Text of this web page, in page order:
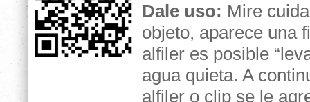
Dale uso: Mire
objeto, aparece una
alfiler es posible
agua quieta. A
alfiler o clip se le